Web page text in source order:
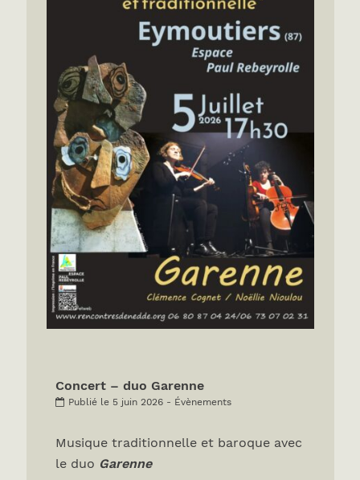
Concert – duo Garenne
Publié le 5 juin 2026 - Évènements
Musique traditionnelle et baroque avec
le duo Garenne